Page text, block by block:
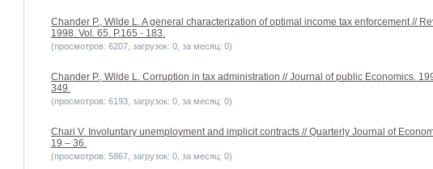
Chander P., Wilde L. A general characterization of optimal income tax enforcement //
1998. Vol. 65. P.165 - 183.
(просмотров: 6207, загрузок: 0, за месяц: 0)
Chander P., Wilde L. Corruption in tax administration // Journal of public Economics.
349.
(просмотров: 6193, загрузок: 0, за месяц: 0)
Chari V. Involuntary unemployment and implicit contracts // Quarterly Journal of
19 – 36.
(просмотров: 5867, загрузок: 0, за месяц: 0)